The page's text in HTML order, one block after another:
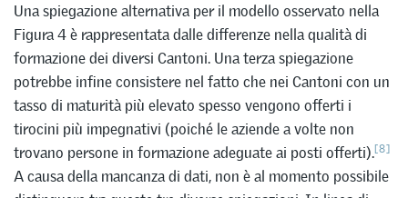
Una spiegazione alternativa per il modello osservato nella
Figura 4 è rappresentata dalle differenze nella qualità di
formazione dei diversi Cantoni. Una terza spiegazione
potrebbe infine consistere nel fatto che nei Cantoni con un
tasso di maturità più elevato spesso vengono offerti i
tirocini più impegnativi (poiché le aziende a volte non
trovano persone in formazione adeguate ai posti offerti).[8]
A causa della mancanza di dati, non è al momento possibile